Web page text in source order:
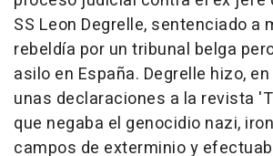
SS Leon Degrelle, sentenciado a
rebeldía por un tribunal belga
asilo en España. Degrelle hizo,
unas declaraciones a la revista
que negaba el genocidio nazi,
campos de exterminio y